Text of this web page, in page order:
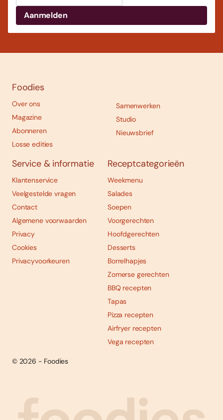
Abonneren
Foodies
Over ons
Magazine
Abonneren
Losse edities
Samenwerken
Studio
Nieuwsbrief
Service & informatie
Klantenservice
Veelgestelde vragen
Contact
Algemene voorwaarden
Privacy
Cookies
Privacyvoorkeuren
Receptcategorieën
Weekmenu
Salades
Soepen
Voorgerechten
Hoofdgerechten
Desserts
Borrelhapjes
Zomerse gerechten
BBQ recepten
Tapas
Pizza recepten
Airfryer recepten
Vega recepten
© 2026 - Foodies